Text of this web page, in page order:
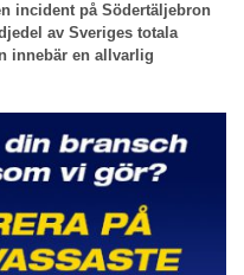
incident på Södertäljebron
av Sveriges totala
innebär en allvarlig